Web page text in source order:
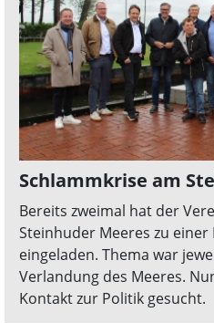
Schlammkrise am
Bereits zweimal hat der
Steinhuder Meeres zu
eingeladen. Thema war
Verlandung des Meeres.
Kontakt zur Politik gesucht.